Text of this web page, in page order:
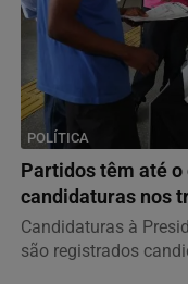
POLÍTICA
Partidos têm até
candidaturas nos
Candidaturas à
são registrados